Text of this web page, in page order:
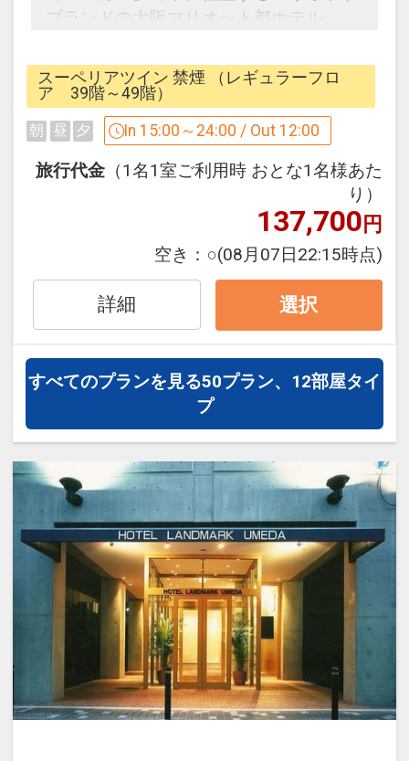
ムはオープンバスの間取りを採用し、
楽しみいただけます。
※デラックスツインは南側（堺方面）に
面しております。
※デラックスキングは北側（梅田方面）
もしくは南側（堺方面）に面しておりま
すが、
お部屋の向きの確約は出来かねます。
設定期間：2022年1月6日～2027年3月
31日
インターネットコース番号：DP-2-
200000008294
ブランドの大阪マリオット都ホテル。
ア・デラックスルームは、39階～49階
のレギュラーフロアに位置し、
大きな窓から広がる大阪の景色・夜景を
お部屋からお楽しみいただけます。
床から天井まで広がる大きな窓があり、
開放的でゆとりのあるお部屋です。
セパレートの洗い場付きのバスルームに
は深めのバスタブを備え、バスタイムも
ごゆっくりとお寛ぎいただけます。
けません。予めご了承ください。
※北に面したお部屋と、一部に南に面し
たお部屋がございますが、お部屋の向き
の確約は出来かねます。
○デラックスルーム○
38平米のゆったりとしたデラックスルー
ムはオープンバスの間取りを採用し、
バスルームから客室越しに外の景色をお
楽しみいただけます。
※デラックスツインは南側（堺方面）に
面しております。
※デラックスキングは北側（梅田方面）
もしくは南側（堺方面）に面しておりま
スーペリアツイン 禁煙 （レギュラーフロ
ア 39階～49階）
朝 昼 夕 In 15:00～24:00 / Out 12:00
旅行代金 （1名1室ご利用時 おとな1名様あた
り）
137,700円
空き： ○(08月07日22:15時点)
詳細 選択
すべてのプランを見る50プラン、12部屋タイ
プ